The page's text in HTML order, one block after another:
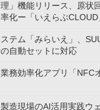
理」機能リリース、原状
化ー「いえらぶCLOUD
テム「みらいえ」、
自動セットに対応
務効率化アプリ「NFC
造現場のAI活用実践ウ